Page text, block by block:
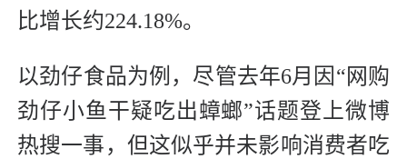
比增长约224.18%。
以劲仔食品为例，尽管去年6月因“网购
劲仔小鱼干疑吃出蟑螂”话题登上微博
热搜一事，但这似乎并未影响消费者吃